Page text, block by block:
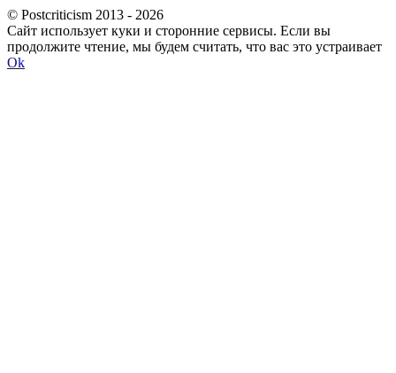
© Postcriticism 2013 - 2026
Сайт использует куки и сторонние сервисы. Если вы
продолжите чтение, мы будем считать, что вас это устраивает
Ok